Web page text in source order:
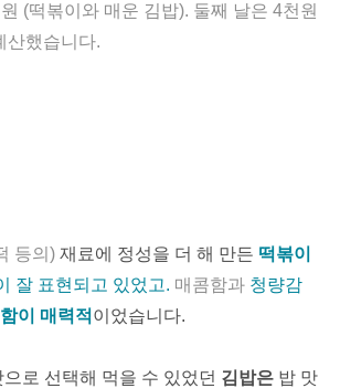
(떡볶이와 매운 김밥). 둘째 날은 4천원
산했습니다.
등의) 재 료에 정성을 더 해 만든 떡볶이
잘 표현되고 있었고. 매콤함과 청량감
이 매력적 이었습니다.
로 선택해 먹을 수 있었던 김밥은 밥 맛